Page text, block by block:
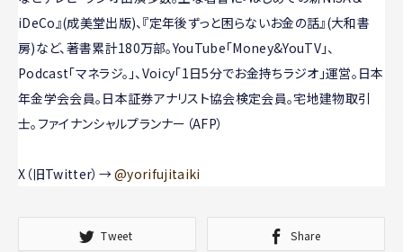
iDeCo』(成美堂出版)、『定年後ずっと困らないお金の話』(大和書
房)など、著書累計180万部。YouTube「Money&YouTV」、
Podcast「マネラジ。」、Voicy「1日5分でお金持ちラジオ」運営。日本
年金学会会員。日本証券アナリスト協会検定会員。宅地建物取引
士。ファイナンシャルプランナー（AFP）
X（旧Twitter）→@yorifujitaiki
Tweet Share